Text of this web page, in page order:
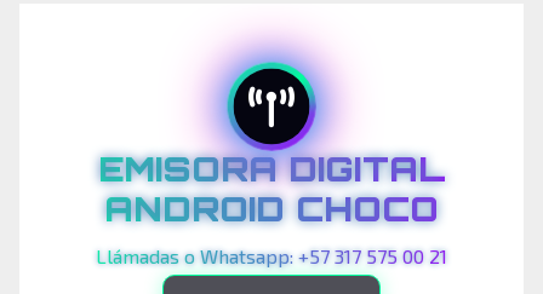
EMISORA DIGITAL
ANDROID CHOCO
Llámadas o Whatsapp: +57 317 575 00 21